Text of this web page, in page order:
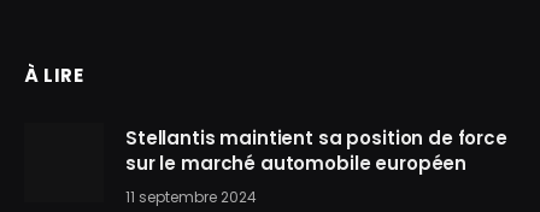
À LIRE
Stellantis maintient sa position de force
sur le marché automobile européen
11 septembre 2024